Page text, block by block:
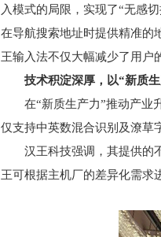
入模式的局限，实现了“无感
在导航搜索地址时提供精准的
王输入法不仅大幅减少了用户
技术积淀深厚，以“新质生
在“新质生产力”推动产业升
仅支持中英数混合识别及潦草
汉王科技强调，其提供的不
王可根据主机厂的差异化需求